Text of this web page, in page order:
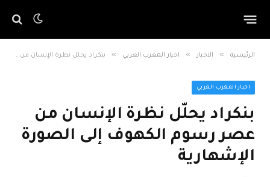
الرئيسية » الاخبار » اخبار المغرب العربي » بنكراد يحلّل نظرة الإنسان من عصر رسوم الكهوف إلى الصورة الإشهارية
اخبار المغرب العربي
بنكراد يحلّل نظرة الإنسان من
عصر رسوم الكهوف إلى الصورة
الإشهارية